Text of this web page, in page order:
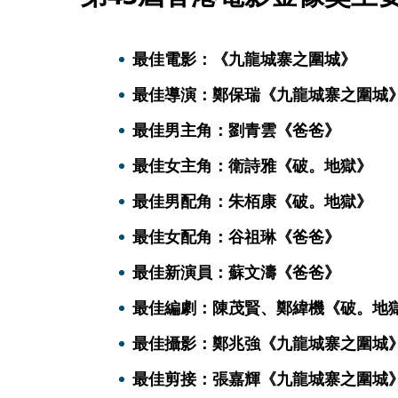
最佳電影：《九龍城寨之圍城》
最佳導演：鄭保瑞《九龍城寨之圍城》
最佳男主角：劉青雲《爸爸》
最佳女主角：衛詩雅《破。地獄》
最佳男配角：朱栢康《破。地獄》
最佳女配角：谷祖琳《爸爸》
最佳新演員：蘇文濤《爸爸》
最佳編劇：陳茂賢、鄭緯機《破。地
最佳攝影：鄭兆強《九龍城寨之圍城》
最佳剪接：張嘉輝《九龍城寨之圍城》